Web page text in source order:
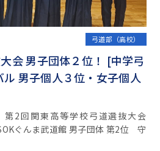
弓道部（高校）
会 男子団体２位！ [中学弓
男子個人３位・女子個人
2回関東高等学校弓道選抜大会
ぐんま武道館 男子団体 第2位 守